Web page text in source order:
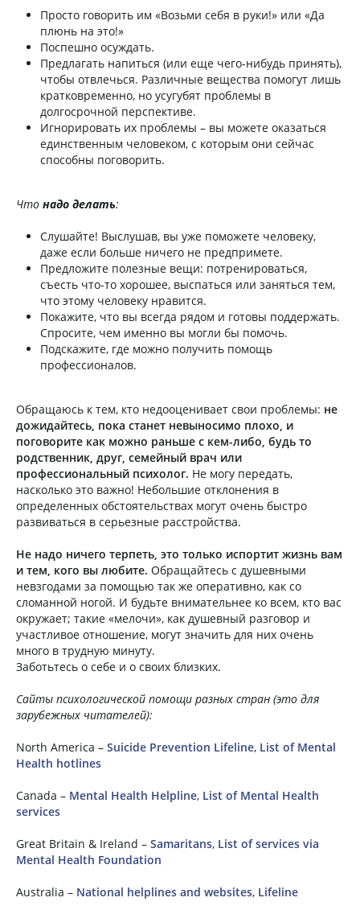
Просто говорить им «Возьми себя в руки!» или «Да
плюнь на это!»
Поспешно осуждать.
Предлагать напиться (или еще чего-нибудь принять),
чтобы отвлечься. Различные вещества помогут лишь
кратковременно, но усугубят проблемы в
долгосрочной перспективе.
Игнорировать их проблемы – вы можете оказаться
единственным человеком, с которым они сейчас
способны поговорить.
Что надо делать:
Слушайте! Выслушав, вы уже поможете человеку,
даже если больше ничего не предпримете.
Предложите полезные вещи: потренироваться,
съесть что-то хорошее, выспаться или заняться тем,
что этому человеку нравится.
Покажите, что вы всегда рядом и готовы поддержать.
Спросите, чем именно вы могли бы помочь.
Подскажите, где можно получить помощь
профессионалов.
Обращаюсь к тем, кто недооценивает свои проблемы: не
дожидайтесь, пока станет невыносимо плохо, и
поговорите как можно раньше с кем-либо, будь то
родственник, друг, семейный врач или
профессиональный психолог. Не могу передать,
насколько это важно! Небольшие отклонения в
определенных обстоятельствах могут очень быстро
развиваться в серьезные расстройства.
Не надо ничего терпеть, это только испортит жизнь вам
и тем, кого вы любите. Обращайтесь с душевными
невзгодами за помощью так же оперативно, как со
сломанной ногой. И будьте внимательнее ко всем, кто вас
окружает; такие «мелочи», как душевный разговор и
участливое отношение, могут значить для них очень
много в трудную минуту.
Заботьтесь о себе и о своих близких.
Сайты психологической помощи разных стран (это для
зарубежных читателей):
North America – Suicide Prevention Lifeline, List of Mental
Health hotlines
Canada – Mental Health Helpline, List of Mental Health
services
Great Britain & Ireland – Samaritans, List of services via
Mental Health Foundation
Australia – National helplines and websites, Lifeline